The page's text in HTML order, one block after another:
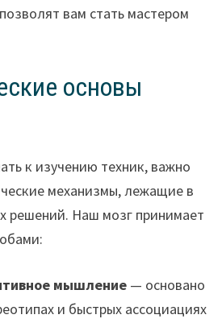
вам стать мастером
основы
к изучению техник, важно
механизмы, лежащие в
решений. Наш мозг принимает
мышление— основано
и быстрых ассоциациях